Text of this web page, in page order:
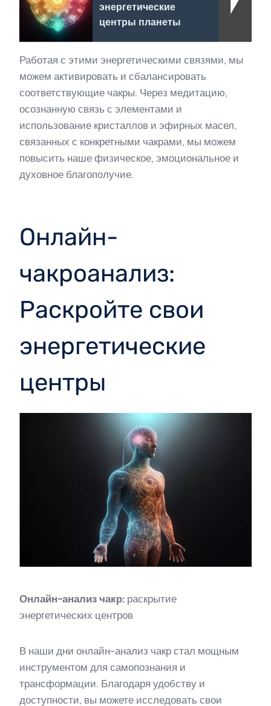
энергетические
центры планеты
Работая с этими энергетическими связями, мы
можем активировать и сбалансировать
соответствующие чакры. Через медитацию,
осознанную связь с элементами и
использование кристаллов и эфирных масел,
связанных с конкретными чакрами, мы можем
повысить наше физическое, эмоциональное и
духовное благополучие.
Онлайн-
чакроанализ:
Раскройте свои
энергетические
центры
Онлайн-анализ чакр: раскрытие
энергетических центров
В наши дни онлайн-анализ чакр стал мощным
инструментом для самопознания и
трансформации. Благодаря удобству и
доступности, вы можете исследовать свои